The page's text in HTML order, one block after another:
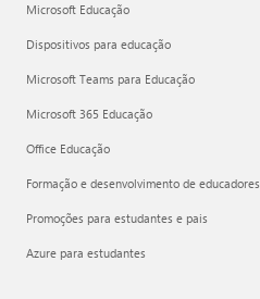
Microsoft Educação
Dispositivos para educação
Microsoft Teams para Educação
Microsoft 365 Educação
Office Educação
Formação e desenvolvimento de educadores
Promoções para estudantes e pais
Azure para estudantes